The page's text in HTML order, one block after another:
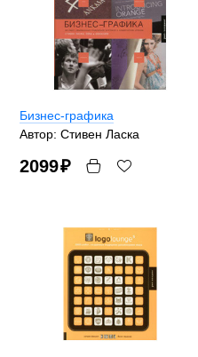
Бизнес-графика
Автор: Стивен Ласка
2099₽